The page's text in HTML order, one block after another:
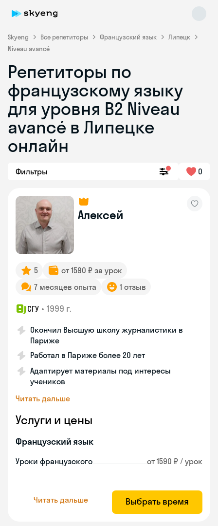
Skyeng Все репетиторы Французский язык
Липецк
Niveau avancé
Репетиторы по
французскому языку
для уровня B2 Niveau
avancé в Липецке
онлайн
Фильтры 0
Алексей
5
от 1590 ₽ за урок
7 месяцев опыта
1 отзыв
СГУ • 1999 г.
Окончил Высшую школу журналистики в
Париже
Работал в Париже более 20 лет
Адаптирует материалы под интересы
учеников
Читать дальше
Услуги и цены
Французский язык
Уроки французского от 1590 ₽ / урок
Читать дальше Выбрать время
Skyeng Chat